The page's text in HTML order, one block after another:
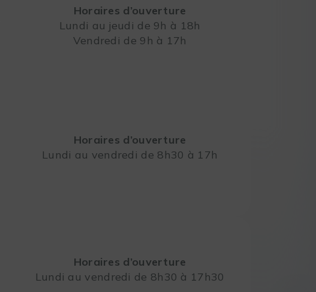
Horaires d’ouverture
Lundi au jeudi de 9h à 18h
Vendredi de 9h à 17h
Horaires d’ouverture
Lundi au vendredi de 8h30 à 17h
Horaires d’ouverture
Lundi au vendredi de 8h30 à 17h30